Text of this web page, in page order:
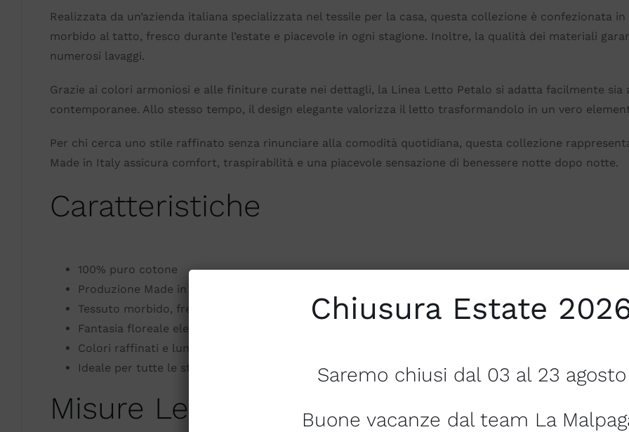
Realizzata da un’azienda italiana specializzata nel tessile per la casa, questa collezione è confezionata
morbido al tatto, fresco durante l’estate e piacevole in ogni stagione. Inoltre, la qualità dei materiali
numerosi lavaggi.
Grazie ai colori armoniosi e alle finiture curate nei dettagli, la Linea Letto Petalo si adatta facilmente sia
contemporanee. Allo stesso tempo, il design elegante valorizza il letto trasformandolo in un vero
Per chi cerca uno stile raffinato senza rinunciare alla comodità quotidiana, questa collezione
Made in Italy assicura comfort, traspirabilità e una piacevole sensazione di benessere notte dopo notte.
Caratteristiche
100% puro cotone
Produzione Made in Italy
Tessuto morbido, fresco e resistente
Fantasia floreale elegante e moderna
Colori raffinati e luminosi
Ideale per tutte le stagioni
Misure Lenzuola
Chiusura Estate
Saremo chiusi dal 03 al 23 agosto
Buone vacanze dal team La